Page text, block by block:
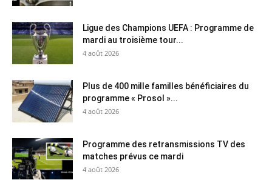
Ligue des Champions UEFA : Programme de
mardi au troisième tour...
4 août 2026
Plus de 400 mille familles bénéficiaires du
programme « Prosol »...
4 août 2026
Programme des retransmissions TV des
matches prévus ce mardi
4 août 2026